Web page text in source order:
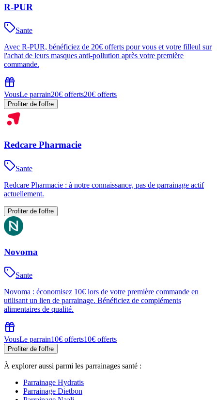
R-PUR
Sante
Avec R-PUR, bénéficiez de 20€ offerts pour vous et votre filleul sur
l'achat de leurs masques anti-pollution après votre première
commande.
VousLe parrain20€ offerts20€ offerts
Profiter de l'offre
Redcare Pharmacie
Sante
Redcare Pharmacie : à notre connaissance, pas de parrainage actif
actuellement.
Profiter de l'offre
Novoma
Sante
Novoma : économisez 10€ lors de votre première commande en
utilisant un lien de parrainage. Bénéficiez de compléments
alimentaires de qualité.
VousLe parrain10€ offerts10€ offerts
Profiter de l'offre
À explorer aussi parmi les parrainages santé :
Parrainage Hydratis
Parrainage Dietbon